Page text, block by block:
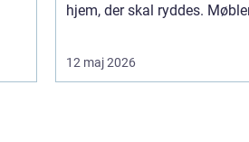
hjem, der skal ryddes.
12 maj 2026